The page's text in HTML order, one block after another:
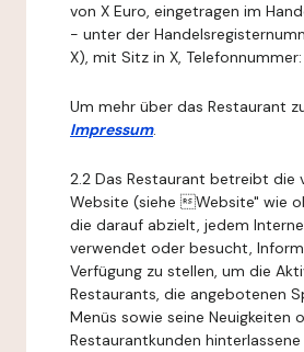
von X Euro, eingetragen im
- unter der
X), mit Sitz in X,
Um mehr über das Restaurant
Impressum.
2.2 Das Restaurant betreibt die
Website (siehe Website" wie
die darauf abzielt, jedem
verwendet oder besucht,
Verfügung zu stellen, um die
Restaurants, die angebotenen
Menüs sowie seine Neuigkeiten
Restaurantkunden